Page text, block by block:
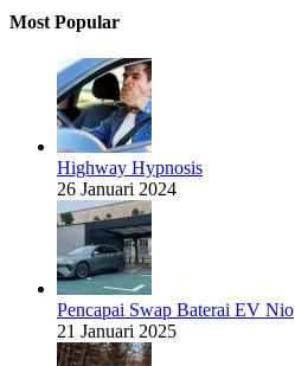
Most Popular
Highway Hypnosis
26 Januari 2024
Pencapai Swap Baterai EV Nio
21 Januari 2025